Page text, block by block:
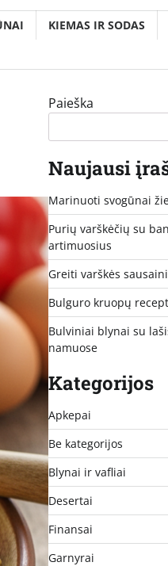
KIEMAS IR SODAS
Paieška
Naujausi
Marinuoti svogūnai
Purių varškėčių su
artimuosius
Greiti varškės
Bulguro kruopų
Bulviniai blynai su
namuose
Kategorijos
Apkepai
Be kategorijos
Blynai ir vafliai
Desertai
Finansai
Garnyrai